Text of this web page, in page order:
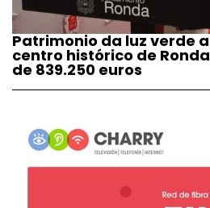
Patrimonio da luz verde
centro histórico de
de 839.250 euros